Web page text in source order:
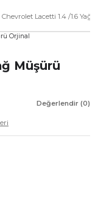
Chevrolet Lacetti 1.4 /1.6
Müşürü
Değerlendir (0)